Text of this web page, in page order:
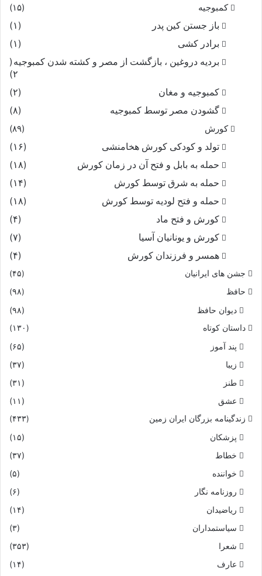
کمبوجیه
(۱۵)
باز جستن کین پدر
(۱)
برادر کشی
(۱)
بردیه دروغین ، بازگشت از مصر و کشته شدن کمبوجیه (
۲)
کمبوجیه و مغان
(۲)
گشودن مصر توسط کمبوجیه
(۸)
کورش
(۸۹)
تولد و کودکی کورش هخامنشی
(۱۶)
حمله به بابل و فتح آن در زمان کورش
(۱۸)
حمله به شرق توسط کورش
(۱۴)
حمله و فتح لودیه توسط کورش
(۱۸)
کورش و فتح ماد
(۴)
کورش و یونانیان آسیا
(۷)
همسر و فرزندان کورش
(۴)
جشن های ایرانیان
(۴۵)
حافظ
(۹۸)
دیوان حافظ (۹۸)
داستان کوتاه (۱۳۰)
پند آموز
(۶۵)
زیبا
(۳۷)
طنز
(۳۱)
عشق
(۱۱)
زندگینامه بزرگان ایران زمین (۴۳۳)
پزشکان
(۱۵)
خطاط
(۳۷)
خواننده
(۵)
روزنامه نگار
(۶)
ریاضیدان
(۱۴)
سیاستمداران
(۳)
شعرا
(۳۵۳)
عارف
(۱۴)